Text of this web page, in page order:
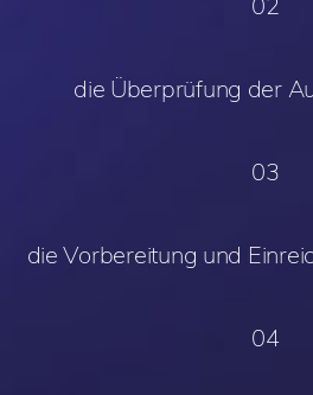
die Überprüfung der
03
die Vorbereitung und
04